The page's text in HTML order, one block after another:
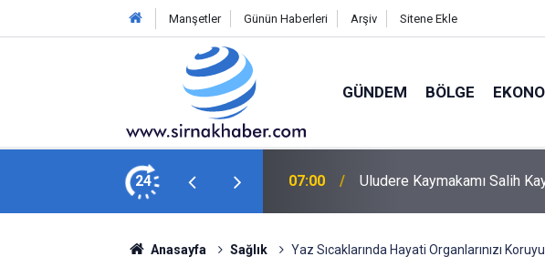
Manşetler Günün Haberleri Arşiv Sitene Ekle
GÜNDEM BÖLGE
24
ve Savcıları Ağırladı 05:46 5G abone sayısı 4 ayda 44,5
Anasayfa Sağlık Yaz Sıcaklarında Hayati Organlarınızı